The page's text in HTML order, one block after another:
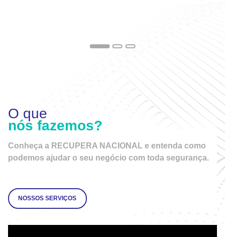
O que
nós fazemos?
Conheça a RECUPERA NACIONAL e entenda como
podemos ajudar o seu negócio com toda segurança.
NOSSOS SERVIÇOS